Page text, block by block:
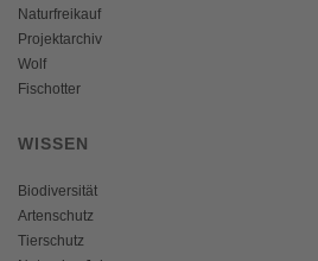
Naturfreikauf
Projektarchiv
Wolf
Fischotter
WISSEN
Biodiversität
Artenschutz
Tierschutz